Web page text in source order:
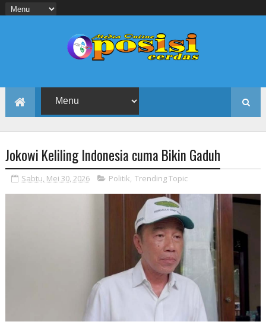
Jokowi Keliling Indonesia cuma Bikin Gaduh
Sabtu, Mei 30, 2026 Politik, Trending Topic